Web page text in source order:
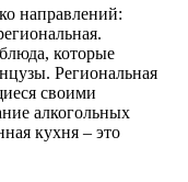
направлений:
которые
Региональная
своими
алкогольных
кухня – это